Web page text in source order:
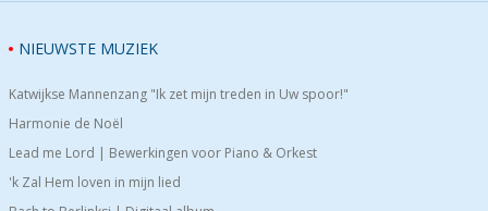
NIEUWSTE MUZIEK
Katwijkse Mannenzang "Ik zet mijn treden in Uw spoor!"
Harmonie de Noël
Lead me Lord | Bewerkingen voor Piano & Orkest
'k Zal Hem loven in mijn lied